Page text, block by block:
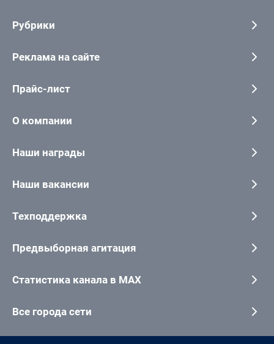
Рубрики
Реклама на сайте
Прайс-лист
О компании
Наши награды
Наши вакансии
Техподдержка
Предвыборная агитация
Статистика канала в MAX
Все города сети